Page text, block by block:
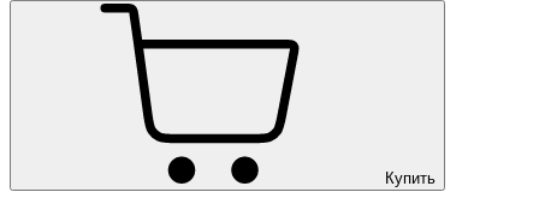
Купить